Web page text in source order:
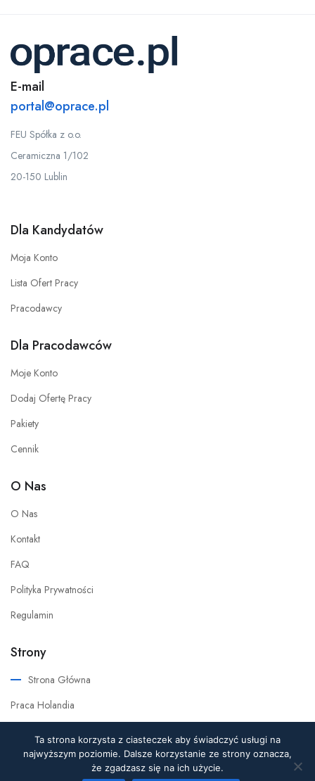
E-mail
portal@oprace.pl
FEU Spółka z o.o.
Ceramiczna 1/102
20-150 Lublin
Dla Kandydatów
Moja Konto
Lista Ofert Pracy
Pracodawcy
Dla Pracodawców
Moje Konto
Dodaj Ofertę Pracy
Pakiety
Cennik
O Nas
O Nas
Kontakt
FAQ
Polityka Prywatności
Regulamin
Strony
Strona Główna
Praca Holandia
Pracownicy Ai
Ta strona korzysta z ciasteczek aby świadczyć usługi na
najwyższym poziomie. Dalsze korzystanie ze strony oznacza,
że zgadzasz się na ich użycie.